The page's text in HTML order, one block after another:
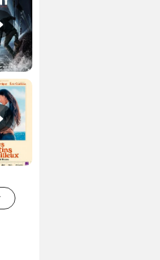
Les Matins merveilleux Bande-annonce VF